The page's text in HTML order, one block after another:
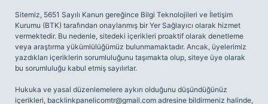
Sitemiz, 5651 Sayılı Kanun gereğince Bilgi Teknolojileri ve İletişim
Kurumu (BTK) tarafından onaylanmış bir Yer Sağlayıcı olarak hizmet
vermektedir. Bu nedenle, sitedeki içerikleri proaktif olarak denetleme
veya araştırma yükümlülüğümüz bulunmamaktadır. Ancak, üyelerimiz
yazdıkları içeriklerin sorumluluğunu taşımakta olup, siteye üye olarak
bu sorumluluğu kabul etmiş sayılırlar.
Hukuka ve yasal düzenlemelere aykırı olduğunu düşündüğünüz
içerikleri, backlinkpanelicomtr@gmail.com adresine bildirmeniz halinde,